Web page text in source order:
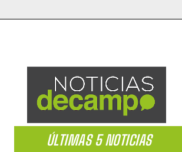
ÚLTIMAS 5 NOTICIAS